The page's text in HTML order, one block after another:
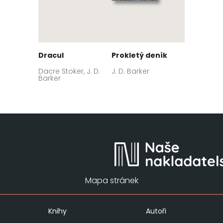
Dracul
Dacre Stoker, J. D.
Barker
Prokletý deník
J. D. Barker
Mapa stránek
Knihy
Autoři